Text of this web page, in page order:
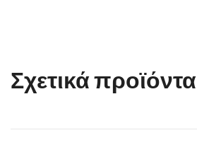
Σχετικά προϊόντα